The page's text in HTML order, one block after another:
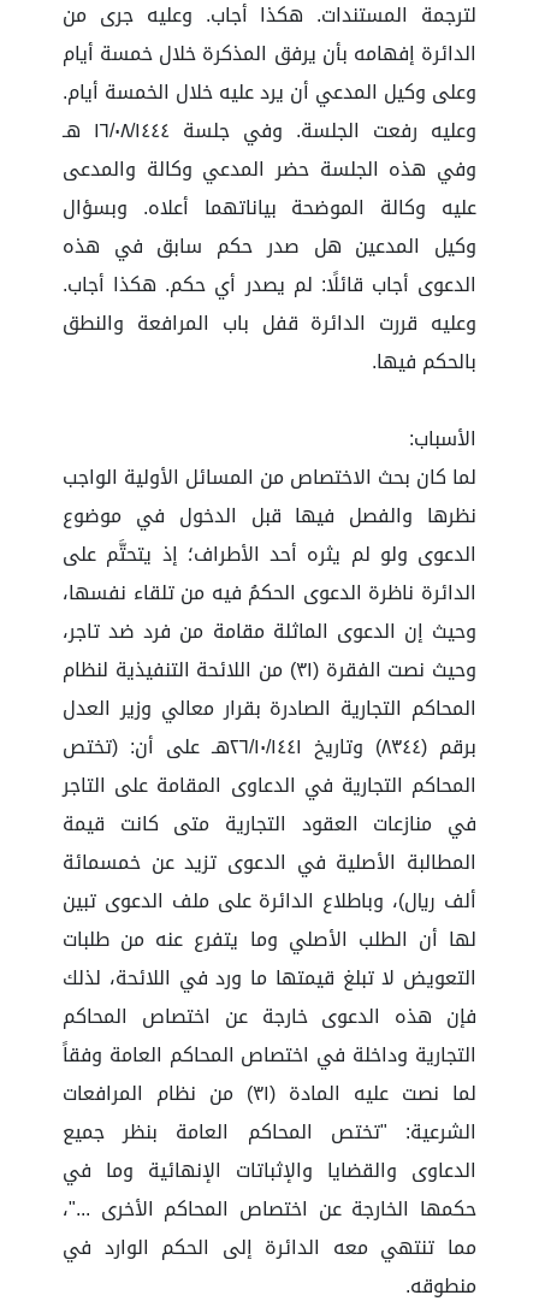
لترجمة المستندات. هكذا أجاب. وعليه جرى من
الدائرة إفهامه بأن يرفق المذكرة خلال خمسة أيام
وعلى وكيل المدعي أن يرد عليه خلال الخمسة أيام.
وعليه رفعت الجلسة. وفي جلسة ١٦/٠٨/١٤٤٤ هـ
وفي هذه الجلسة حضر المدعي وكالة والمدعى
عليه وكالة الموضحة بياناتهما أعلاه. وبسؤال
وكيل المدعين هل صدر حكم سابق في هذه
الدعوى أجاب قائلًا: لم يصدر أي حكم. هكذا أجاب.
وعليه قررت الدائرة قفل باب المرافعة والنطق
بالحكم فيها.
الأسباب:
لما كان بحث الاختصاص من المسائل الأولية الواجب
نظرها والفصل فيها قبل الدخول في موضوع
الدعوى ولو لم يثره أحد الأطراف؛ إذ يتحتَّم على
الدائرة ناظرة الدعوى الحكمُ فيه من تلقاء نفسها،
وحيث إن الدعوى الماثلة مقامة من فرد ضد تاجر،
وحيث نصت الفقرة (٣١) من اللائحة التنفيذية لنظام
المحاكم التجارية الصادرة بقرار معالي وزير العدل
برقم (٨٣٤٤) وتاريخ ٢٦/١٠/١٤٤١هـ على أن: (تختص
المحاكم التجارية في الدعاوى المقامة على التاجر
في منازعات العقود التجارية متى كانت قيمة
المطالبة الأصلية في الدعوى تزيد عن خمسمائة
ألف ريال)، وباطلاع الدائرة على ملف الدعوى تبين
لها أن الطلب الأصلي وما يتفرع عنه من طلبات
التعويض لا تبلغ قيمتها ما ورد في اللائحة، لذلك
فإن هذه الدعوى خارجة عن اختصاص المحاكم
التجارية وداخلة في اختصاص المحاكم العامة وفقاً
لما نصت عليه المادة (٣١) من نظام المرافعات
الشرعية: "تختص المحاكم العامة بنظر جميع
الدعاوى والقضايا والإثباتات الإنهائية وما في
حكمها الخارجة عن اختصاص المحاكم الأخرى ..."،
مما تنتهي معه الدائرة إلى الحكم الوارد في
منطوقه.